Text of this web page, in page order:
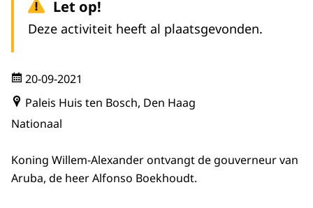
Let op!
Deze activiteit heeft al plaatsgevonden.
20-09-2021
Paleis Huis ten Bosch, Den Haag
Nationaal
Koning Willem-Alexander ontvangt de gouverneur van
Aruba, de heer Alfonso Boekhoudt.